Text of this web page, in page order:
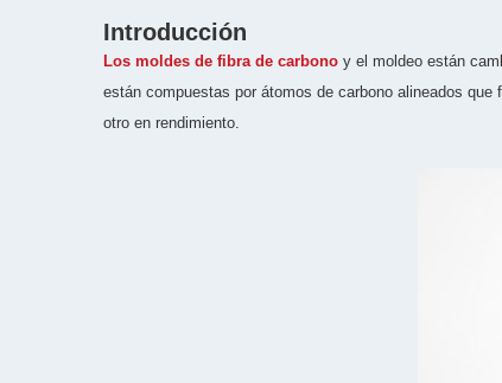
Introducción
Los moldes de fibra de carbono y el moldeo están
están compuestas por átomos de carbono alineados
otro en rendimiento.